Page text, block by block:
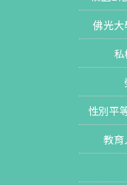
佛光
性別平
教育